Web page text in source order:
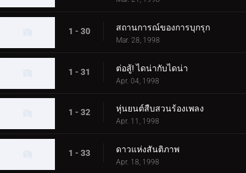
1 - 30 สถานการณ์ของการบุกรุก
Mar. 28, 1998
1 - 31 ต่อสู้! ไดน่ากับไดน่า
Apr. 04, 1998
1 - 32 หุ่นยนต์สืบสวนร้องเพลง
Apr. 11, 1998
1 - 33 ดาวแห่งสันติภาพ
Apr. 18, 1998